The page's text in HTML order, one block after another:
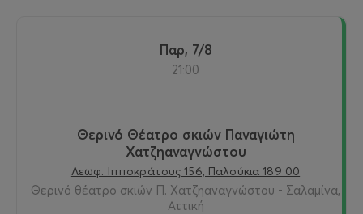
Παρ, 7/8
21:00
Θερινό Θέατρο σκιών Παναγιώτη
Χατζηαναγνώστου
Λεωφ. Ιπποκράτους 156, Παλούκια 189 00
Θερινό θέατρο σκιών Π. Χατζηαναγνώστου - Σαλαμίνα,
Αττική